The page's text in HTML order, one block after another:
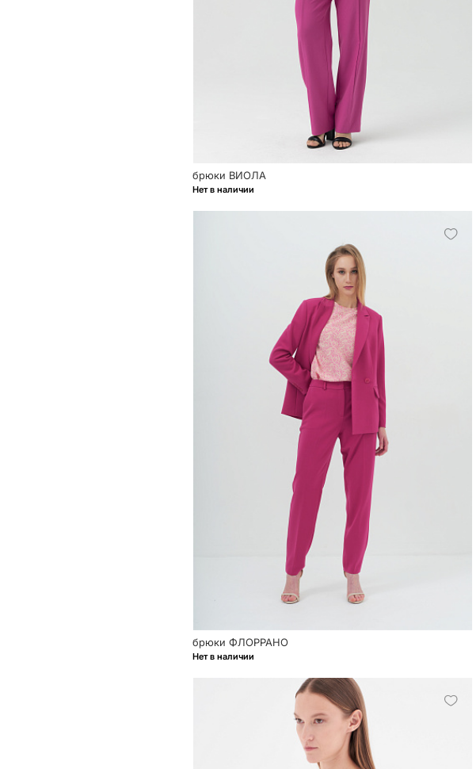
брюки ВИОЛА
Нет в наличии
брюки ФЛОРРАНО
Нет в наличии